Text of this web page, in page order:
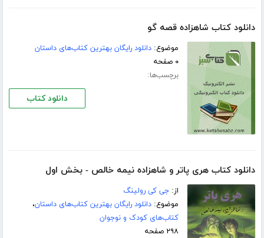
دانلود کتاب شاهزاده قصه گو
موضوع:دانلود رایگان بهترین کتاب‌های داستان
۰ صفحه
برچسب‌ها:
دانلود کتاب
دانلود کتاب هری پاتر و شاهزاده نیمه خالص - بخش اول
از:جی کی رولینگ
موضوع:دانلود رایگان بهترین کتاب‌های داستان،
کتاب‌های کودک و نوجوان
۲۹۸ صفحه